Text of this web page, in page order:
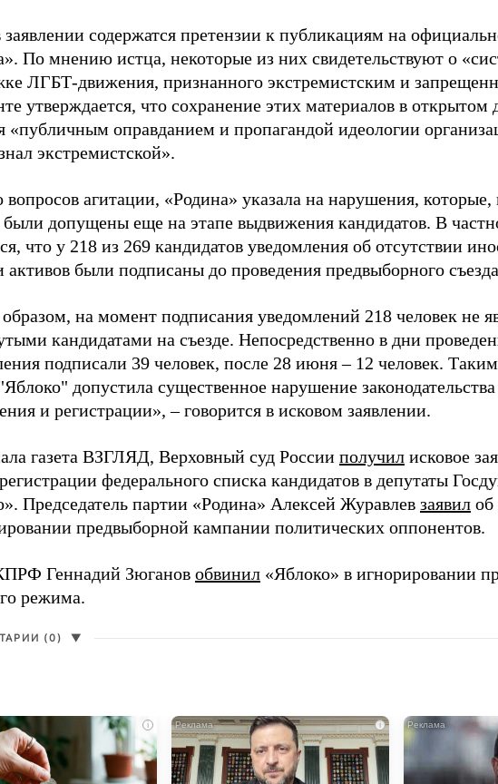
содержатся претензии к публикациям на
По мнению истца, некоторые из них свидетельствуют о
ЛГБТ-движения, признанного экстремистским и
утверждается, что сохранение этих материалов в открытом
«публичным оправданием и пропагандой идеологии
экстремистской».
агитации, «Родина» указала на нарушения,
допущены еще на этапе выдвижения кандидатов. В
что у 218 из 269 кандидатов уведомления об отсутствии
активов были подписаны до проведения предвыборного
на момент подписания уведомлений 218 человек не
кандидатами на съезде. Непосредственно в дни
подписали 39 человек, после 28 июня – 12 человек.
допустила существенное нарушение
и регистрации», – говорится в исковом заявлении.
газета ВЗГЛЯД, Верховный суд России получил исковое
федерального списка кандидатов в депутаты
Председатель партии «Родина» Алексей Журавлев заявил об
предвыборной кампании политических оппонентов.
Геннадий Зюганов обвинил «Яблоко» в игнорировании
режима.
(0) ▼
i i